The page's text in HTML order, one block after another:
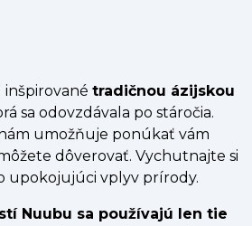
inšpirované tradičnou ázijskou
sa odovzdávala po stáročia.
umožňuje ponúkať vám
dôverovať. Vychutnajte si
upokojujúci vplyv prírody.
Nuubu sa používajú len tie